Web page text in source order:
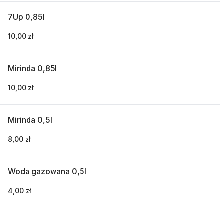
7Up 0,85l
10,00 zł
Mirinda 0,85l
10,00 zł
Mirinda 0,5l
8,00 zł
Woda gazowana 0,5l
4,00 zł